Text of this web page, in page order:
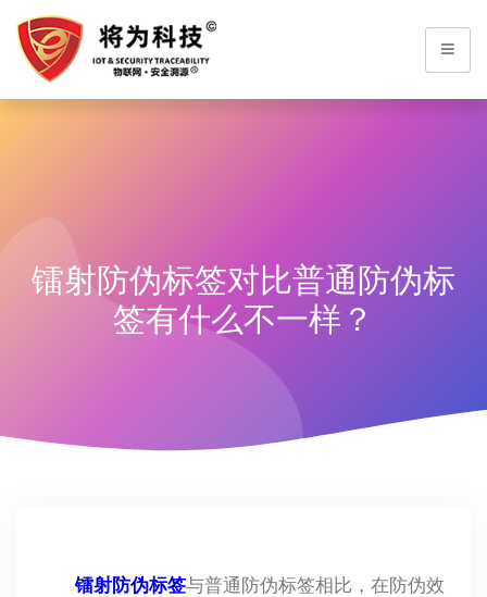
镭射防伪标签对比普通防伪标
签有什么不一样？
镭射防伪标签与普通防伪标签相比，在防伪效